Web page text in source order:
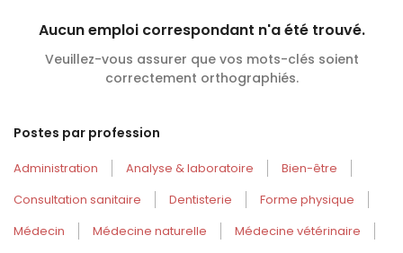
Aucun emploi correspondant n'a été trouvé.
Veuillez-vous assurer que vos mots-clés soient
correctement orthographiés.
Postes par profession
Administration Analyse & laboratoire
Bien-être
Consultation sanitaire
Dentisterie
Forme physique
Médecin
Médecine naturelle
Médecine vétérinaire